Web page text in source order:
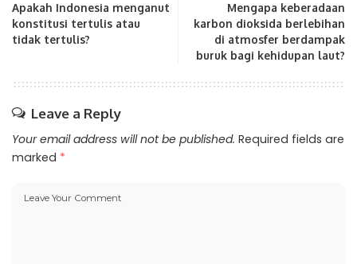
Apakah Indonesia menganut
konstitusi tertulis atau
tidak tertulis?
Mengapa keberadaan
karbon dioksida berlebihan
di atmosfer berdampak
buruk bagi kehidupan laut?
Leave a Reply
Your email address will not be published. Required fields are
marked *